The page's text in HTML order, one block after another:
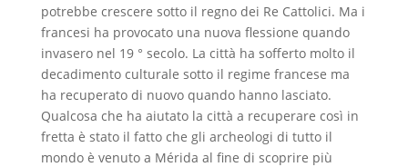
potrebbe crescere sotto il regno dei Re Cattolici. Ma i
francesi ha provocato una nuova flessione quando
invasero nel 19 ° secolo. La città ha sofferto molto il
decadimento culturale sotto il regime francese ma
ha recuperato di nuovo quando hanno lasciato.
Qualcosa che ha aiutato la città a recuperare così in
fretta è stato il fatto che gli archeologi di tutto il
mondo è venuto a Mérida al fine di scoprire più